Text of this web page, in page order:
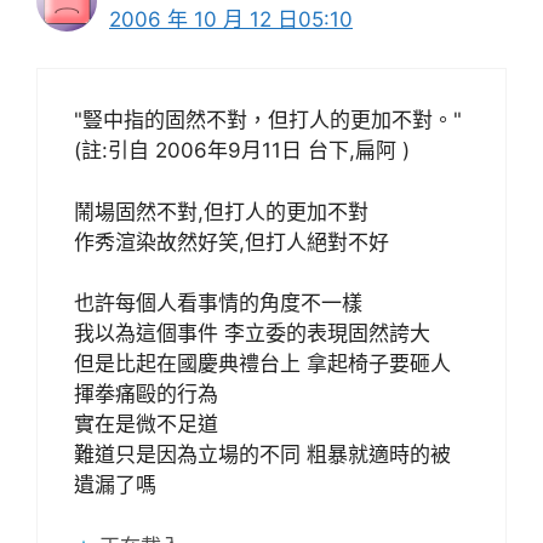
2006 年 10 月 12 日05:10
"豎中指的固然不對，但打人的更加不對。"
(註:引自 2006年9月11日 台下,扁阿 )
鬧場固然不對,但打人的更加不對
作秀渲染故然好笑,但打人絕對不好
也許每個人看事情的角度不一樣
我以為這個事件 李立委的表現固然誇大
但是比起在國慶典禮台上 拿起椅子要砸人
揮拳痛毆的行為
實在是微不足道
難道只是因為立場的不同 粗暴就適時的被
遺漏了嗎